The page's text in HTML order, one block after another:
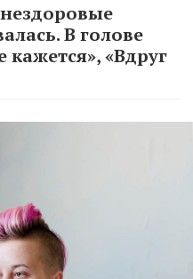
В голове
«Вдруг